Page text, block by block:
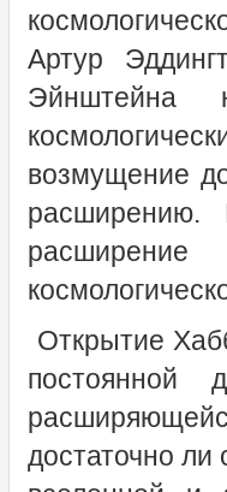
Артур
Эйнштейна
возмущение
расширению.
Открытие
постоянной
достаточно ли